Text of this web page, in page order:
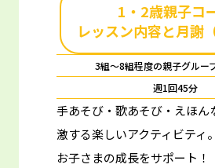
1・2歳親子コ
レッスン内容と月謝
3組～8組程度の親子グルー
週1回45分
手あそび・歌あそび・えほん
激する楽しいアクティビティ。
お子さまの成長をサポート！